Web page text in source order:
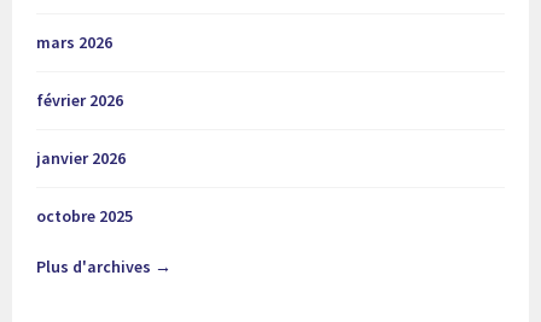
mars 2026
février 2026
janvier 2026
octobre 2025
Plus d'archives →